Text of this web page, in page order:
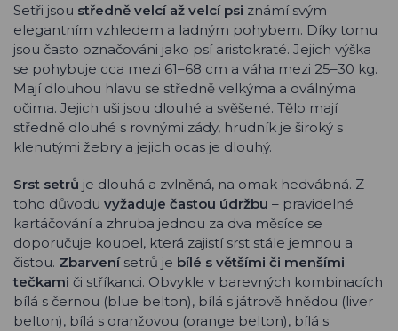
Setři jsou středně velcí až velcí psi známí svým
elegantním vzhledem a ladným pohybem. Díky tomu
jsou často označováni jako psí aristokraté. Jejich výška
se pohybuje cca mezi 61–68 cm a váha mezi 25–30 kg.
Mají dlouhou hlavu se středně velkýma a oválnýma
očima. Jejich uši jsou dlouhé a svěšené. Tělo mají
středně dlouhé s rovnými zády, hrudník je široký s
klenutými žebry a jejich ocas je dlouhý.
Srst setrů je dlouhá a zvlněná, na omak hedvábná. Z
toho důvodu vyžaduje častou údržbu – pravidelné
kartáčování a zhruba jednou za dva měsíce se
doporučuje koupel, která zajistí srst stále jemnou a
čistou. Zbarvenísetrů je bílé s většími či menšími
tečkami či stříkanci. Obvykle v barevných kombinacích
bílá s černou (blue belton), bílá s játrově hnědou (liver
belton), bílá s oranžovou (orange belton), bílá s